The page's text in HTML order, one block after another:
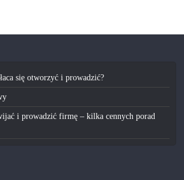
się otworzyć i prowadzić?
i prowadzić firmę – kilka cennych porad